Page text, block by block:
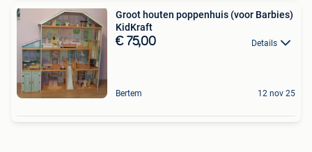
Groot houten poppenhuis (voor Barbies)
KidKraft
€ 75,00 Details
Bertem 12 nov 25